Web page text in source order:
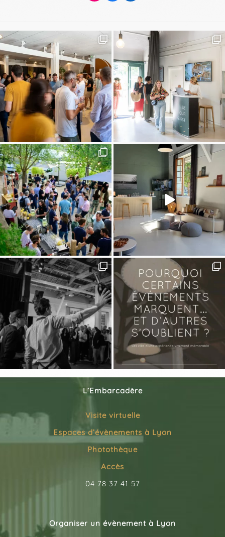
previous
post:
Article précédent
next
post:
Article suivant
L’Embarcadère
Visite virtuelle
Espaces d’évènements à Lyon
Photothèque
Accès
04 78 37 41 57
Organiser un évènement à Lyon